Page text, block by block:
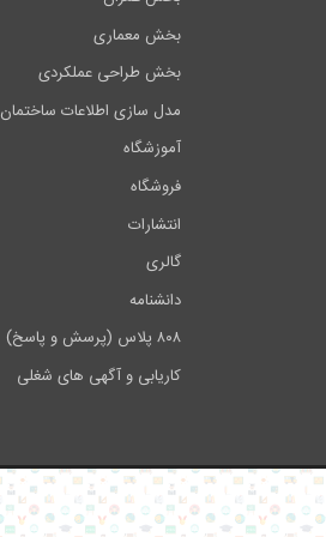
بخش معماری
بخش طراحی عملکردی
مدل سازی اطلاعات ساختمان BIM
آموزشگاه
فروشگاه
انتشارات
گالری
دانشنامه
۸۰۸ پلاس (پرسش و پاسخ)
کاریابی و آگهی های شغلی